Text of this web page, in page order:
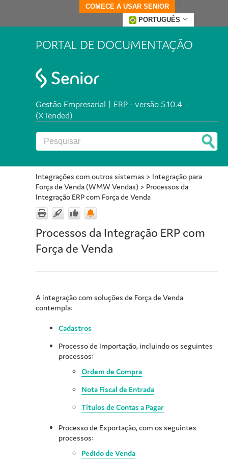
COMECE A USAR SENIOR
PORTUGUÊS
PORTAL DE DOCUMENTAÇÃO
Gestão Empresarial | ERP - versão 5.10.4
(XTended)
Integrações com outros sistemas > Integração para
Força de Venda (WMW Vendas) > Processos da
Integração ERP com Força de Venda
Processos da Integração ERP com
Força de Venda
A integração com soluções de Força de Venda
contempla:
Cadastros
Processo de Importação, incluindo os seguintes
processos:
Ordem de Compra
Nota Fiscal de Entrada
Títulos de Contas a Pagar
Processo de Exportação, com os seguintes
processos:
Pedido de Venda